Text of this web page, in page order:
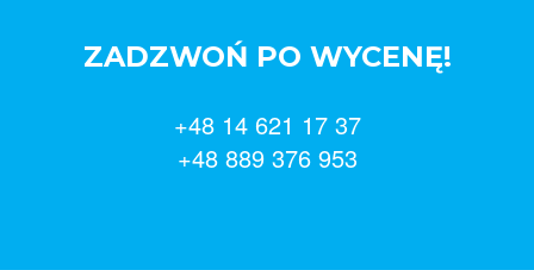
ZADZWOŃ PO WYCENĘ!
+48 14 621 17 37
+48 889 376 953